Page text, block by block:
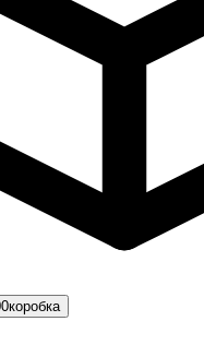
коробка